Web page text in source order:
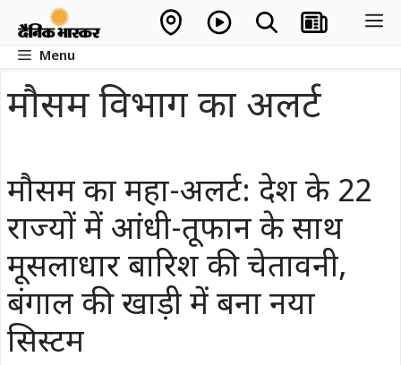
contentMenu
मौसम विभाग का अलर्ट
मौसम का महा-अलर्ट: देश के 22
राज्यों में आंधी-तूफान के साथ
मूसलाधार बारिश की चेतावनी,
बंगाल की खाड़ी में बना नया
सिस्टम